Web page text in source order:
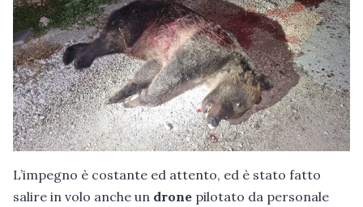
L’impegno è costante ed attento, ed è stato fatto
salire in volo anche un drone pilotato da personale